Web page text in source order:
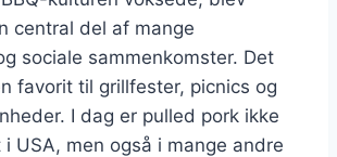
central del af mange
sociale sammenkomster. Det
favorit til grillfester, picnics og
I dag er pulled pork ikke
USA, men også i mange andre